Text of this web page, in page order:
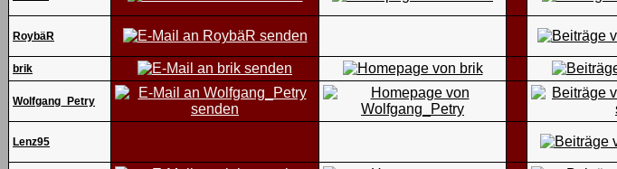
RoybäR
brik
Wolfgang_Petry
Lenz95